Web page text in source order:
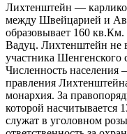
Лихтенштейн —
между Швейцарией и
образовывает 160
Вадуц. Лихтенштейн не
участника Шенгенского
Численность
правления
монархия. За
которой насчитывается
служат в уголовном